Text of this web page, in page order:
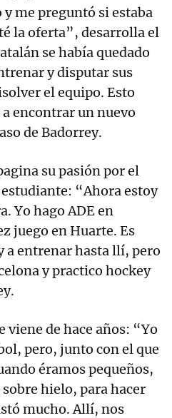
me preguntó si estaba
la oferta”, desarrolla el
se había quedado
y disputar sus
el equipo. Esto
encontrar un nuevo
de Badorrey.
su pasión por el
“Ahora estoy
Yo hago ADE en
juego en Huarte. Es
a entrenar hasta llí, pero
y practico hockey
viene de hace años: “Yo
pero, junto con el que
éramos pequeños,
hielo, para hacer
mucho. Allí, nos